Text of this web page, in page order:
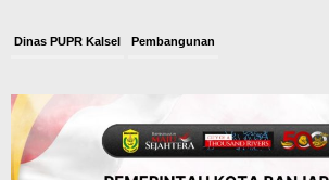
Dinas PUPR Kalsel Pembangunan
Pemerintah Janji
Keselamatan Jalan
Banjarbaru–Batulicin